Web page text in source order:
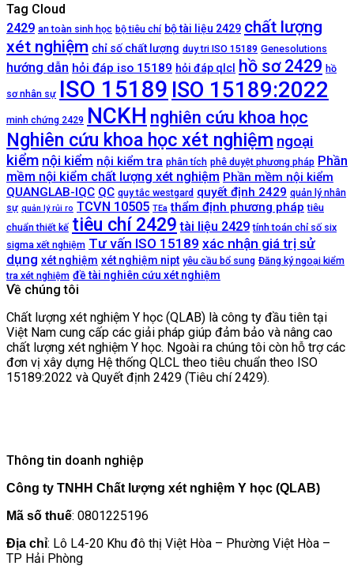
Tag Cloud
2429 an toàn sinh học bộ tiêu chí bộ tài liệu 2429 chất lượng
xét nghiệm chỉ số chất lượng duy tri ISO 15189 Genesolutions
hướng dẫn hỏi đáp iso 15189 hỏi đáp qlcl hồ sơ 2429 hồ
sơ nhân sự ISO 15189 ISO 15189:2022
minh chứng 2429 NCKH nghiên cứu khoa học
Nghiên cứu khoa học xét nghiệm ngoại
kiểm nội kiểm nội kiểm tra phân tích phê duyệt phương pháp Phần
mềm nội kiểm chất lượng xét nghiệm Phần mềm nội kiểm
QUANGLAB-IQC QC quy tắc westgard quyết định 2429 quản lý nhân
sự quản lý rủi ro TCVN 10505 TEa thẩm định phương pháp tiêu
chuẩn thiết kế tiêu chí 2429 tài liệu 2429 tính toán chỉ số six
sigma xết nghiệm Tư vấn ISO 15189 xác nhận giá trị sử
dụng xét nghiệm xét nghiệm nipt yêu cầu bổ sung Đăng ký ngoại kiểm
tra xét nghiệm đề tài nghiên cứu xét nghiệm
Về chúng tôi
Chất lượng xét nghiệm Y học (QLAB) là công ty đầu tiên tại
Việt Nam cung cấp các giải pháp giúp đảm bảo và nâng cao
chất lượng xét nghiệm Y học. Ngoài ra chúng tôi còn hỗ trợ các
đơn vị xây dựng Hệ thống QLCL theo tiêu chuẩn theo ISO
15189:2022 và Quyết định 2429 (Tiêu chí 2429).
Thông tin doanh nghiệp
Công ty TNHH Chất lượng xét nghiệm Y học (QLAB)
Mã số thuế: 0801225196
Địa chỉ: Lô L4-20 Khu đô thị Việt Hòa – Phường Việt Hòa –
TP Hải Phòng